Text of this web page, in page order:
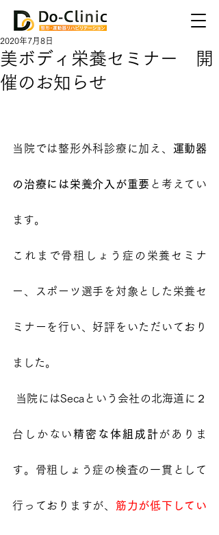
美ボディ栄養セミナー 開
催のお知らせ
2020年7月8日
当院では整形外科診療に加え、 運動器
の治療には栄養介入が重要 と考えてい
ます。
これまで骨粗しょう症の栄養セミナ
ー、スポーツ選手を対象とした栄養セ
ミナーを行い、好評をいただいており
ました。
台しかない 精密な体組成計がありま
す。骨粗しょう症の検査の一貫として
行っておりますが、 筋力が低下してい